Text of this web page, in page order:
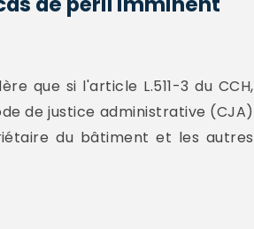
que si l'article L.511-3 du CCH,
de justice administrative (CJA)
du bâtiment et les autres